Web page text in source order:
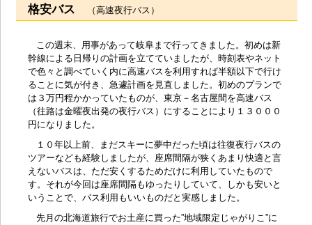
格安バス （高速夜行バス）
この週末、用事があって岐阜まで行ってきました。初めは新
幹線による日帰りの計画を立てていましたが、時刻表やネット
で色々と調べていく内に高速バスを利用すれば半額以下で行け
ることに気が付き、急遽計画を見直しました。初めのプランで
は３万円程かかっていたものが、東京－名古屋間を高速バス
（往路は金曜夜出発の夜行バス ）にすることにより１３０００
円になりました。
１０年以上前、まだスキーに夢中だった頃は往復夜行バスの
ツアーなども経験しましたが、座席間隔が狭くあまり快適と言
えないバスは、ただ安くするためだけに利用していたもので
す。それが今回は座席間隔もゆったりしていて、しかも安いと
いうことで、バス利用もいいものだと実感しました。
先月の北海道旅行でお土産に買った”地域限定じゃがりこ”に